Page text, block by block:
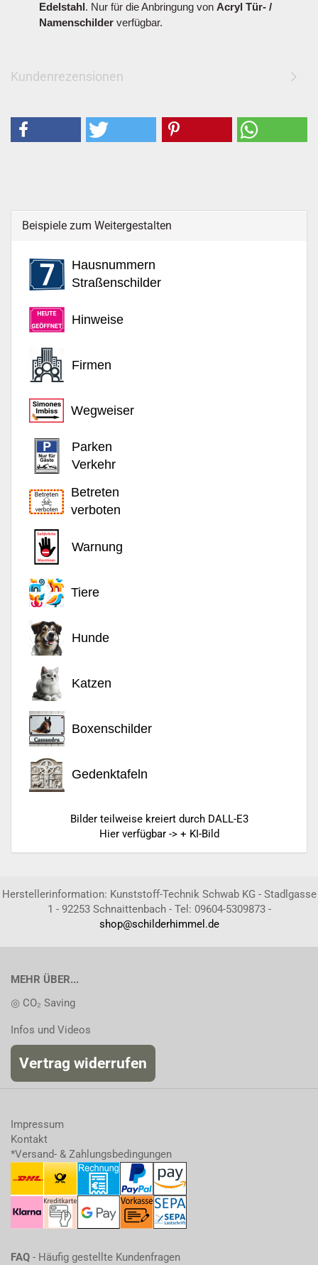
Edelstahl. Nur für die Anbringung von Acryl Tür- /
Namenschilder verfügbar.
Kundenrezensionen
Beispiele zum Weitergestalten
Hausnummern
Straßenschilder
Hinweise
Firmen
Wegweiser
Parken
Verkehr
Betreten
verboten
Warnung
Tiere
Hunde
Katzen
Boxenschilder
Gedenktafeln
Bilder teilweise kreiert durch DALL-E3
Hier verfügbar -> + KI-Bild
Herstellerinformation: Kunststoff-Technik Schwab KG - Stadlgasse
1 - 92253 Schnaittenbach - Tel: 09604-5309873 -
shop@schilderhimmel.de
MEHR ÜBER...
◎ CO₂ Saving
Infos und Videos
Vertrag widerrufen
Impressum
Kontakt
*Versand- & Zahlungsbedingungen
FAQ - Häufig gestellte Kundenfragen